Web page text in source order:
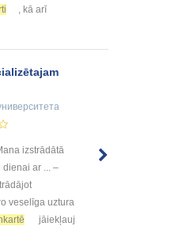
, kā arī
izstrādātā
dienai ar ... –
veselīga uztura
jāiekļauj